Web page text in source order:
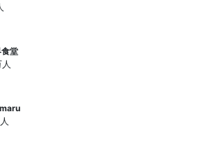
食堂